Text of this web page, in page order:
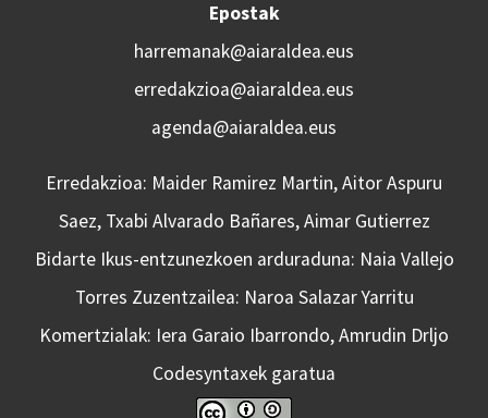
Epostak
harremanak@aiaraldea.eus
erredakzioa@aiaraldea.eus
agenda@aiaraldea.eus
Erredakzioa: Maider Ramirez Martin, Aitor Aspuru
Saez, Txabi Alvarado Bañares, Aimar Gutierrez
Bidarte Ikus-entzunezkoen arduraduna: Naia Vallejo
Torres Zuzentzailea: Naroa Salazar Yarritu
Komertzialak: Iera Garaio Ibarrondo, Amrudin Drljo
Codesyntaxek garatua